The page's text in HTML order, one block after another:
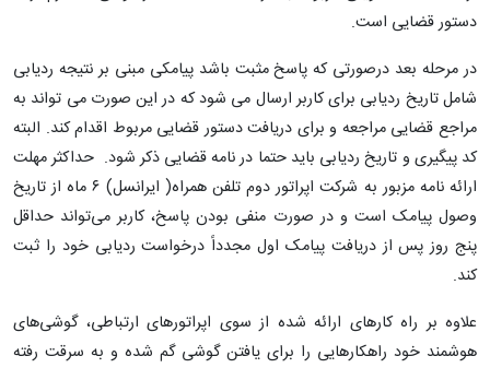
دستور قضایی است.
در مرحله بعد درصورتی که پاسخ مثبت باشد پیامکی مبنی بر نتیجه ردیابی
شامل تاریخ ردیابی برای کاربر ارسال می شود که در این صورت می تواند به
مراجع قضایی مراجعه و برای دریافت دستور قضایی مربوط اقدام کند. البته
کد پیگیری و تاریخ ردیابی باید حتما در نامه قضایی ذکر شود. حداکثر مهلت
ارائه نامه مزبور به شرکت اپراتور دوم تلفن همراه( ایرانسل) ۶ ماه از تاریخ
وصول پیامک است و در صورت منفی بودن پاسخ، کاربر می‌تواند حداقل
پنج روز پس از دریافت پیامک اول مجدداً درخواست ردیابی خود را ثبت
کند.
علاوه بر راه کارهای ارائه شده از سوی اپراتورهای ارتباطی، گوشی‌های
هوشمند خود راهکارهایی را برای یافتن گوشی گم شده و به سرقت رفته